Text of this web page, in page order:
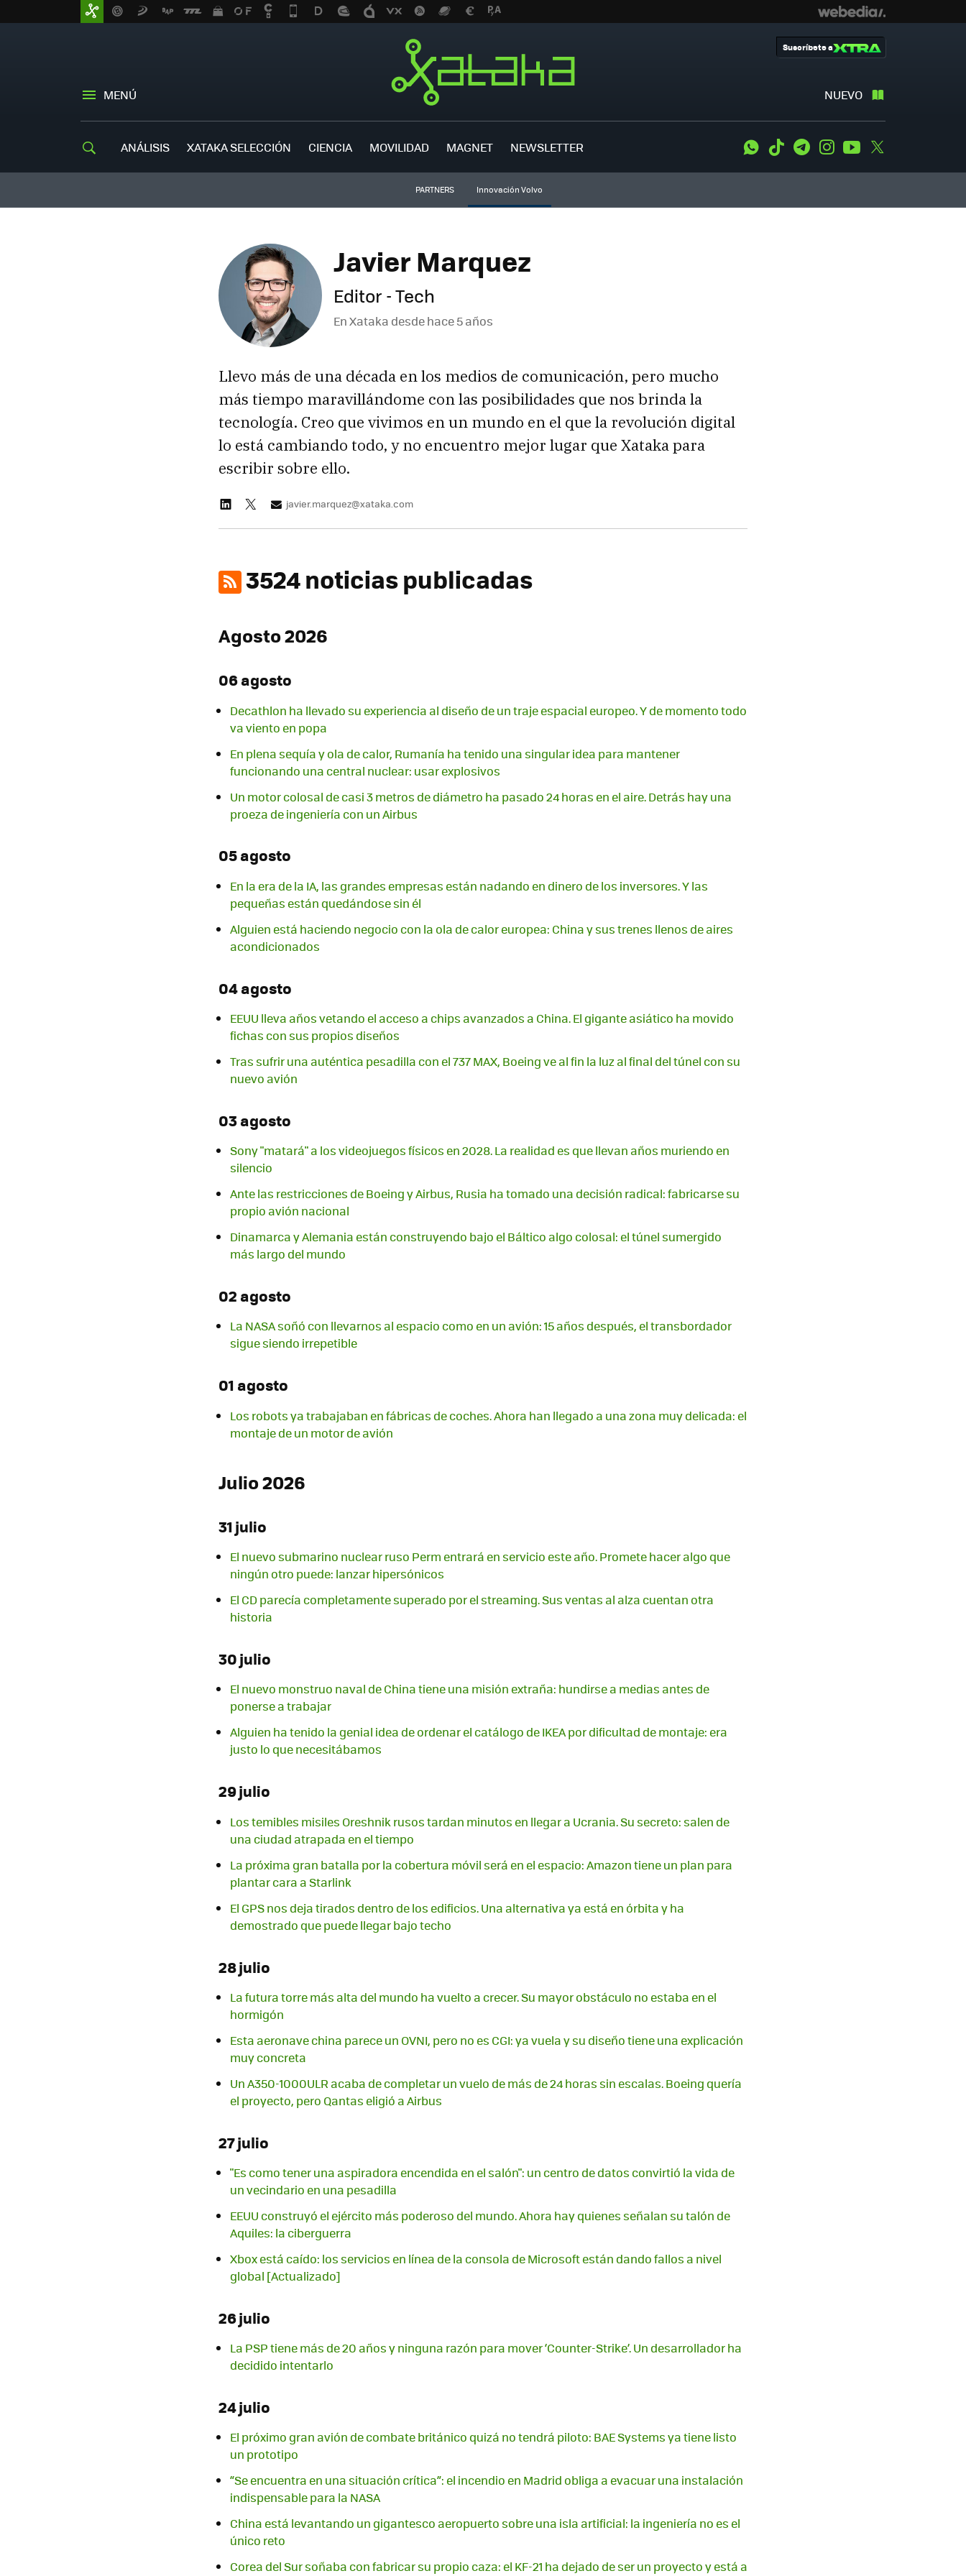
MENÚ NUEVO
Suscríbete a
ANÁLISIS XATAKA SELECCIÓN CIENCIA MOVILIDAD MAGNET NEWSLETTER WhatsApp
Tiktok TelegramInstagramYoutube
PARTNERS Innovación Volvo
Javier Marquez
Editor - Tech
En Xataka desdehace 5 años
Llevo más de una década en los medios de comunicación, pero mucho
más tiempo maravillándome con las posibilidades que nos brinda la
tecnología. Creo que vivimos en un mundo en el que la revolución digital
lo está cambiando todo, y no encuentro mejor lugar que Xataka para
escribir sobre ello.
javier.marquez@xataka.com
3524 noticias publicadas
Agosto 2026
06 agosto
Decathlon ha llevado su experiencia al diseño de un traje espacial europeo. Y de momento todo
va viento en popa
En plena sequía y ola de calor, Rumanía ha tenido una singular idea para mantener
funcionando una central nuclear: usar explosivos
Un motor colosal de casi 3 metros de diámetro ha pasado 24 horas en el aire. Detrás hay una
proeza de ingeniería con un Airbus
05 agosto
En la era de la IA, las grandes empresas están nadando en dinero de los inversores. Y las
pequeñas están quedándose sin él
Alguien está haciendo negocio con la ola de calor europea: China y sus trenes llenos de aires
acondicionados
04 agosto
EEUU lleva años vetando el acceso a chips avanzados a China. El gigante asiático ha movido
fichas con sus propios diseños
Tras sufrir una auténtica pesadilla con el 737 MAX, Boeing ve al fin la luz al final del túnel con su
nuevo avión
03 agosto
Sony "matará" a los videojuegos físicos en 2028. La realidad es que llevan años muriendo en
silencio
Ante las restricciones de Boeing y Airbus, Rusia ha tomado una decisión radical: fabricarse su
propio avión nacional
Dinamarca y Alemania están construyendo bajo el Báltico algo colosal: el túnel sumergido
más largo del mundo
02 agosto
La NASA soñó con llevarnos al espacio como en un avión: 15 años después, el transbordador
sigue siendo irrepetible
01 agosto
Los robots ya trabajaban en fábricas de coches. Ahora han llegado a una zona muy delicada: el
montaje de un motor de avión
Julio 2026
31 julio
El nuevo submarino nuclear ruso Perm entrará en servicio este año. Promete hacer algo que
ningún otro puede: lanzar hipersónicos
El CD parecía completamente superado por el streaming. Sus ventas al alza cuentan otra
historia
30 julio
El nuevo monstruo naval de China tiene una misión extraña: hundirse a medias antes de
ponerse a trabajar
Alguien ha tenido la genial idea de ordenar el catálogo de IKEA por dificultad de montaje: era
justo lo que necesitábamos
29 julio
Los temibles misiles Oreshnik rusos tardan minutos en llegar a Ucrania. Su secreto: salen de
una ciudad atrapada en el tiempo
La próxima gran batalla por la cobertura móvil será en el espacio: Amazon tiene un plan para
plantar cara a Starlink
El GPS nos deja tirados dentro de los edificios. Una alternativa ya está en órbita y ha
demostrado que puede llegar bajo techo
28 julio
La futura torre más alta del mundo ha vuelto a crecer. Su mayor obstáculo no estaba en el
hormigón
Esta aeronave china parece un OVNI, pero no es CGI: ya vuela y su diseño tiene una explicación
muy concreta
Un A350-1000ULR acaba de completar un vuelo de más de 24 horas sin escalas. Boeing quería
el proyecto, pero Qantas eligió a Airbus
27 julio
"Es como tener una aspiradora encendida en el salón": un centro de datos convirtió la vida de
un vecindario en una pesadilla
EEUU construyó el ejército más poderoso del mundo. Ahora hay quienes señalan su talón de
Aquiles: la ciberguerra
Xbox está caído: los servicios en línea de la consola de Microsoft están dando fallos a nivel
global [Actualizado]
26 julio
La PSP tiene más de 20 años y ninguna razón para mover ‘Counter-Strike’. Un desarrollador ha
decidido intentarlo
24 julio
El próximo gran avión de combate británico quizá no tendrá piloto: BAE Systems ya tiene listo
un prototipo
“Se encuentra en una situación crítica”: el incendio en Madrid obliga a evacuar una instalación
indispensable para la NASA
China está levantando un gigantesco aeropuerto sobre una isla artificial: la ingeniería no es el
único reto
Corea del Sur soñaba con fabricar su propio caza: el KF-21 ha dejado de ser un proyecto y está a